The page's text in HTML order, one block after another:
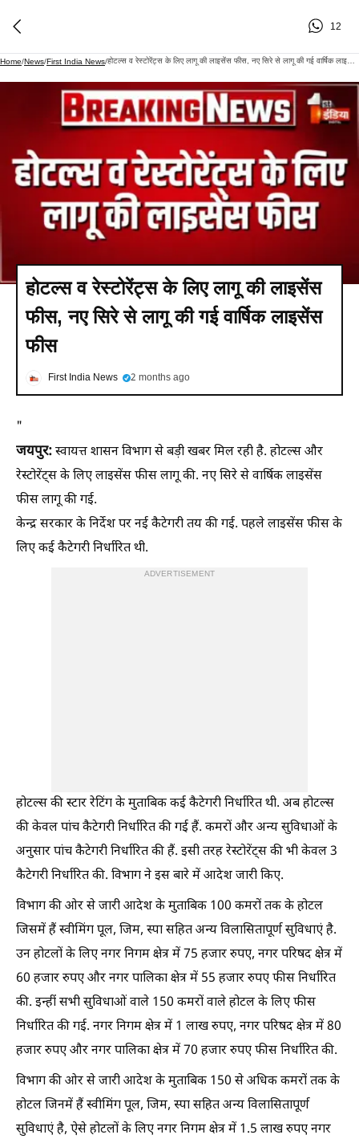
12
Home/News/First India News/
होटल्स व रेस्टोरेंट्स के लिए लागू की लाइसेंस
फीस, नए सिरे से लागू की गई वार्षिक लाइसेंस
फीस
First India News 2 months ago
"
जयपुर:स्वायत्त शासन विभाग से बड़ी खबर मिल रही है. होटल्स और
रेस्टोरेंट्स के लिए लाइसेंस फीस लागू की. नए सिरे से वार्षिक लाइसेंस
फीस लागू की गई.
केन्द्र सरकार के निर्देश पर नई कैटेगरी तय की गई. पहले लाइसेंस फीस के
लिए कई कैटेगरी निर्धारित थी.
ADVERTISEMENT
होटल्स की स्टार रेटिंग के मुताबिक कई कैटेगरी निर्धारित थी. अब होटल्स
की केवल पांच कैटेगरी निर्धारित की गई हैं. कमरों और अन्य सुविधाओं के
अनुसार पांच कैटेगरी निर्धारित की हैं. इसी तरह रेस्टोरेंट्स की भी केवल 3
कैटेगरी निर्धारित की. विभाग ने इस बारे में आदेश जारी किए.
विभाग की ओर से जारी आदेश के मुताबिक 100 कमरों तक के होटल
जिसमें हैं स्वीमिंग पूल, जिम, स्पा सहित अन्य विलासितापूर्ण सुविधाएं है.
उन होटलों के लिए नगर निगम क्षेत्र में 75 हजार रुपए, नगर परिषद क्षेत्र में
60 हजार रुपए और नगर पालिका क्षेत्र में 55 हजार रुपए फीस निर्धारित
की. इन्हीं सभी सुविधाओं वाले 150 कमरों वाले होटल के लिए फीस
निर्धारित की गई. नगर निगम क्षेत्र में 1 लाख रुपए, नगर परिषद क्षेत्र में 80
हजार रुपए और नगर पालिका क्षेत्र में 70 हजार रुपए फीस निर्धारित की.
विभाग की ओर से जारी आदेश के मुताबिक 150 से अधिक कमरों तक के
होटल जिनमें हैं स्वीमिंग पूल, जिम, स्पा सहित अन्य विलासितापूर्ण
सुविधाएं है, ऐसे होटलों के लिए नगर निगम क्षेत्र में 1.5 लाख रुपए नगर